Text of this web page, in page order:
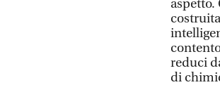
aspetto.
reduci
di